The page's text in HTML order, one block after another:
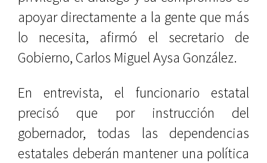
apoyar directamente a la gente que más
lo necesita, afirmó el secretario de
Gobierno, Carlos Miguel Aysa González.
En entrevista, el funcionario estatal
precisó que por instrucción del
gobernador, todas las dependencias
estatales deberán mantener una política